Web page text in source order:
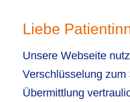
Liebe
Unsere Webseite
Verschlüsselung zum
Übermittlung